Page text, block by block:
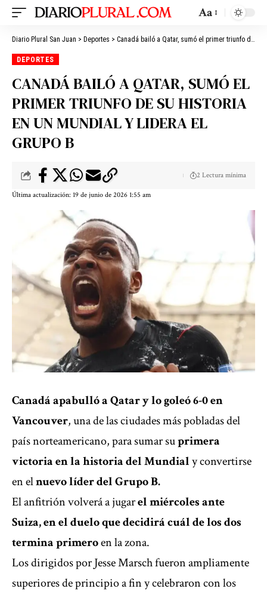
Aa
Diario Plural San Juan > Deportes > Canadá bailó a Qatar, sumó el primer triunfo de su historia en un Mundial y lidera el Grupo B
DEPORTES
CANADÁ BAILÓ A QATAR, SUMÓ EL
PRIMER TRIUNFO DE SU HISTORIA
EN UN MUNDIAL Y LIDERA EL
GRUPO B
Última actualización: 19 de junio de 2026 1:55 am
2 Lectura mínima
Canadá apabulló a Qatar y lo goleó 6-0 en
Vancouver, una de las ciudades más pobladas del
país norteamericano, para sumar suprimera
victoria en la historia del Mundialy convertirse
en elnuevo líder del Grupo B.
El anfitrión volverá a jugarel miércoles ante
Suiza, en el duelo que decidirá cuál de los dos
termina primeroen la zona.
Los dirigidos por Jesse Marsch fueron ampliamente
superiores de principio a fin y celebraron con los